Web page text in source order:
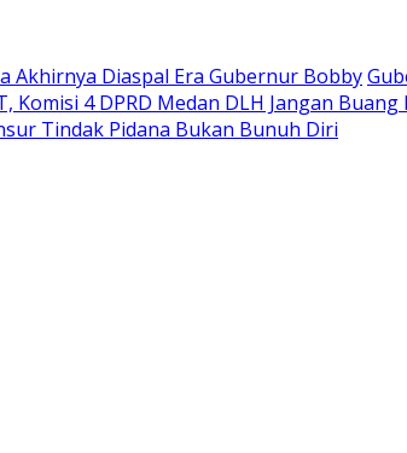
Akhirnya Diaspal Era Gubernur Bobby
4 DPRD Medan DLH Jangan Buang
Tindak Pidana Bukan Bunuh Diri